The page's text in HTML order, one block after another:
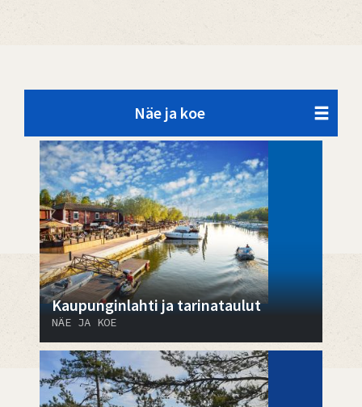
Näe ja koe
Kaupunginlahti ja tarinataulut
NÄE JA KOE